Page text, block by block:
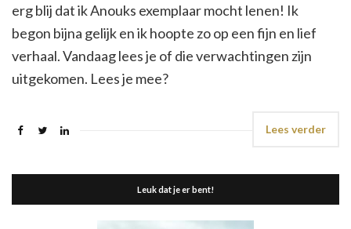
erg blij dat ik Anouks exemplaar mocht lenen! Ik
begon bijna gelijk en ik hoopte zo op een fijn en lief
verhaal. Vandaag lees je of die verwachtingen zijn
uitgekomen. Lees je mee?
Lees verder
Leuk dat je er bent!